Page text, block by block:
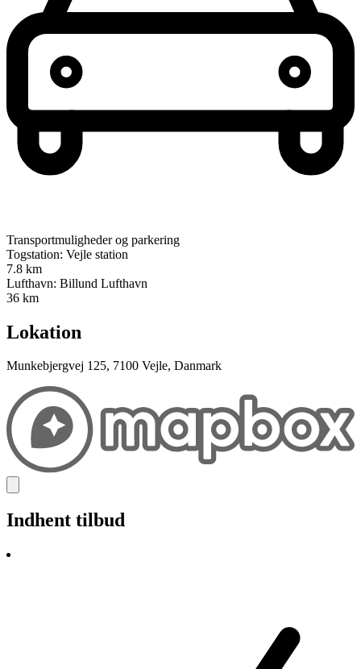
Transportmuligheder og parkering
Togstation: Vejle station
7.8 km
Lufthavn: Billund Lufthavn
36 km
Lokation
Munkebjergvej 125, 7100 Vejle, Danmark
Indhent tilbud